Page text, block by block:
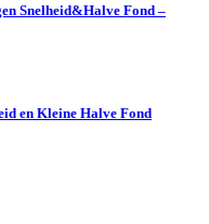
Snelheid&Halve Fond –
en Kleine Halve Fond